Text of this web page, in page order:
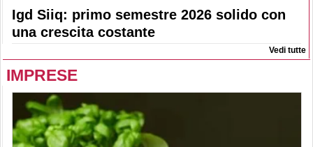
Igd Siiq: primo semestre 2026 solido con
una crescita costante
Vedi tutte
IMPRESE